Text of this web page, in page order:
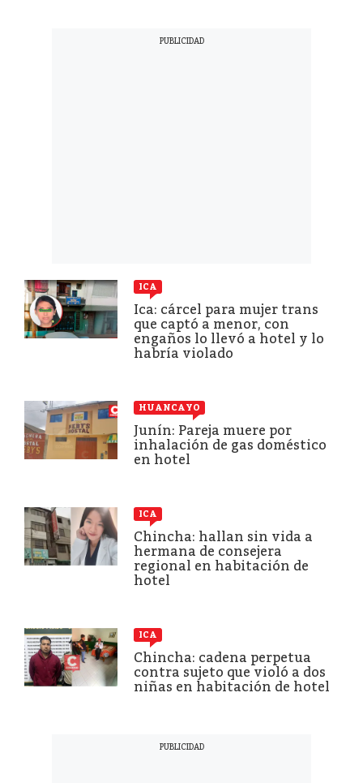
ICA
Ica: cárcel para mujer trans
que captó a menor, con
engaños lo llevó a hotel y lo
habría violado
HUANCAYO
Junín: Pareja muere por
inhalación de gas doméstico
en hotel
ICA
Chincha: hallan sin vida a
hermana de consejera
regional en habitación de
hotel
ICA
Chincha: cadena perpetua
contra sujeto que violó a dos
niñas en habitación de hotel